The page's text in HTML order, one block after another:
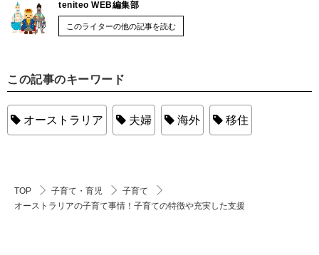
teniteo WEB編集部
このライターの他の記事を読む
この記事のキーワード
オーストラリア 夫婦 海外 移住
TOP 子育て・育児
子育て
オーストラリアの子育て事情！子育ての特徴や充実した支援